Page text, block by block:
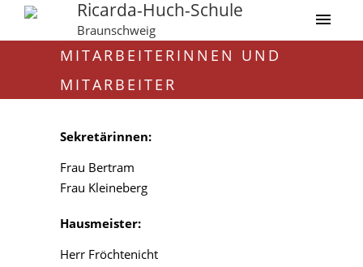
Ricarda-Huch-Schule
Braunschweig
MITARBEITERINNEN UND
MITARBEITER
Sekretärinnen:
Frau Bertram
Frau Kleineberg
Hausmeister:
Herr Fröchtenicht